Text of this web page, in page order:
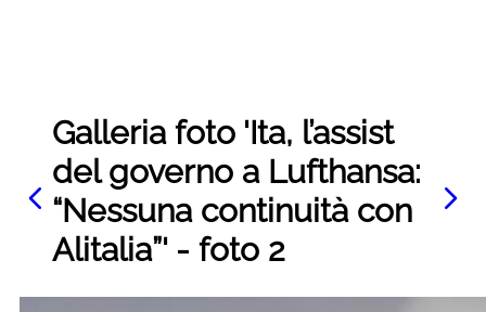
Galleria foto 'Ita, l’assist
del governo a Lufthansa:
“Nessuna continuità con
Alitalia”' - foto 2